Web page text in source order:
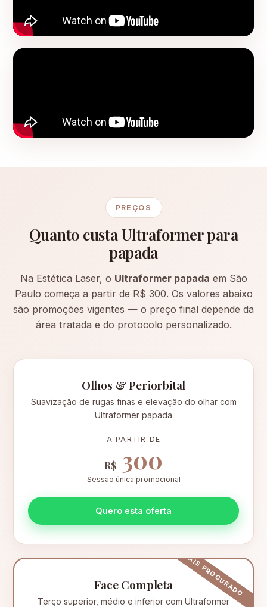
PREÇOS
Quanto custa Ultraformer para
papada
Na Estética Laser, o Ultraformer papada em São
Paulo começa a partir de R$ 300. Os valores abaixo
são promoções vigentes — o preço final depende da
área tratada e do protocolo personalizado.
Olhos & Periorbital
Suavização de rugas finas e elevação do olhar com
Ultraformer papada
A PARTIR DE
R$ 300
Sessão única promocional
Quero esta oferta
Face Completa
Terço superior, médio e inferior com Ultraformer